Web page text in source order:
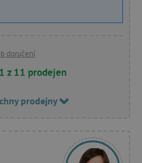
doručení
z 11 prodejen
prodejny